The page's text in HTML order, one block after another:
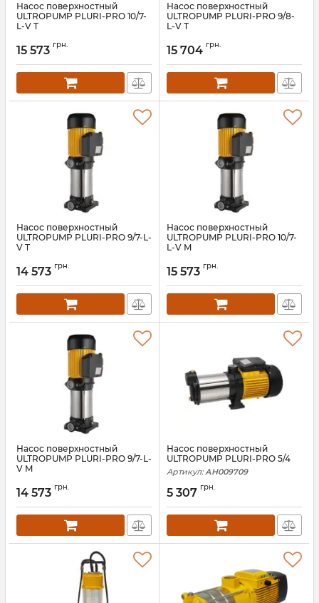
Насос поверхностный
ULTROPUMP PLURI-PRO 10/7-
L-V T
15 573 грн.
Насос поверхностный
ULTROPUMP PLURI-PRO 9/8-
L-V T
15 704 грн.
Насос поверхностный
ULTROPUMP PLURI-PRO 9/7-L-
V T
14 573 грн.
Насос поверхностный
ULTROPUMP PLURI-PRO 10/7-
L-V M
15 573 грн.
Насос поверхностный
ULTROPUMP PLURI-PRO 9/7-L-
V M
14 573 грн.
Насос поверхностный
ULTROPUMP PLURI-PRO 5/4
Артикул: АН009709
5 307 грн.